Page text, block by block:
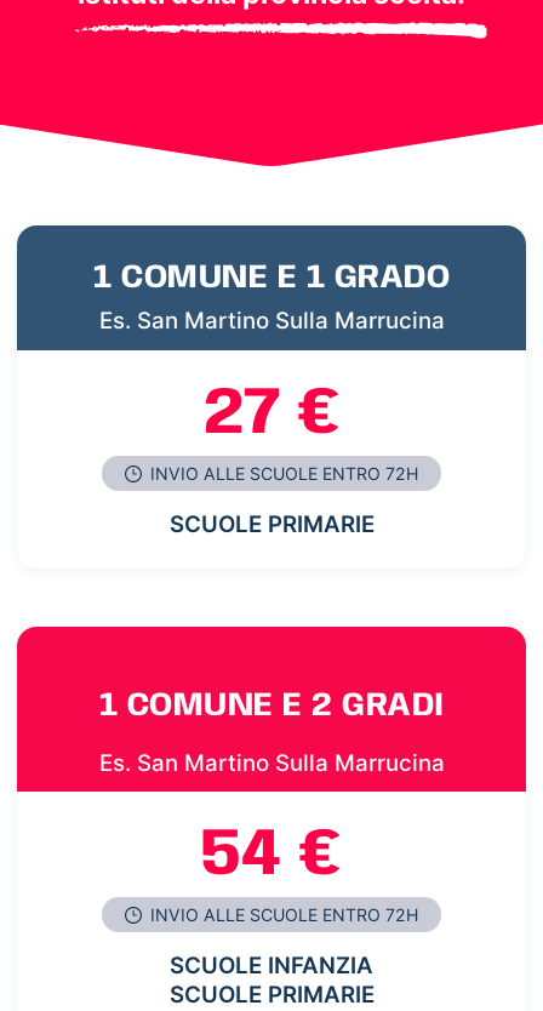
1 COMUNE E 1 GRADO
Es. San Martino Sulla Marrucina
27 €
INVIO ALLE SCUOLE ENTRO 72H
SCUOLE PRIMARIE
1 COMUNE E 2 GRADI
Es. San Martino Sulla Marrucina
54 €
INVIO ALLE SCUOLE ENTRO 72H
SCUOLE INFANZIA
SCUOLE PRIMARIE